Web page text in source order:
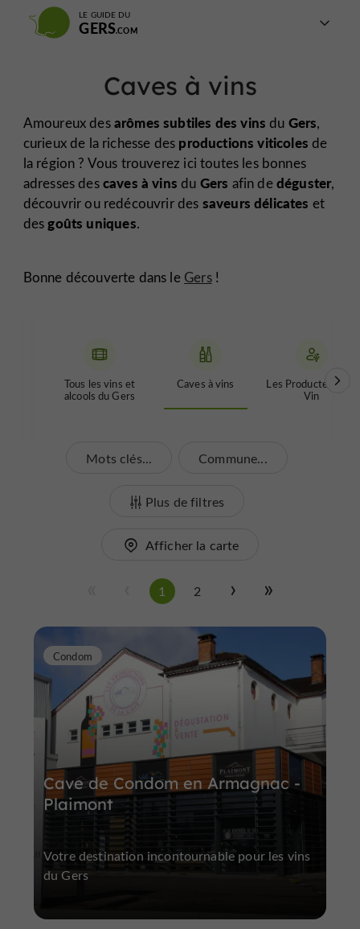
LE GUIDE DU
GERS
Caves à vins
Amoureux desarômes subtiles des vins du Gers,
curieux de la richesse des productions viticoles de
la région ? Vous trouverez ici toutes les bonnes
adresses descaves à vins du Gers afin dedéguster,
découvrir ou redécouvrir des saveurs délicates et
desgoûts uniques.
Bonne découverte dans le Gers!
Tous les vins et
alcools du Gers
Caves à vins
Les Producteurs de
Vin
Mots clés... Commune...
Plus de filtres
Afficher la carte
1 2
Cave de Condom en Armagnac -
Plaimont
Condom
Votre destination incontournable pour les vins
du Gers